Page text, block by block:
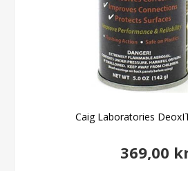
Caig Laboratories
369,00